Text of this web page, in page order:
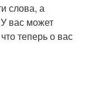
слова, а
вас может
теперь о вас